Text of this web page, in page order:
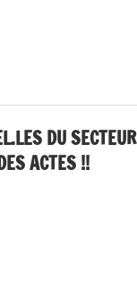
DU SECTEUR
ACTES !!